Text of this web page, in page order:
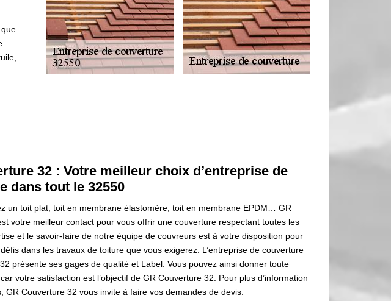
32 : Votre meilleur choix d’entreprise de
dans tout le 32550
un toit plat, toit en membrane élastomère, toit en membrane EPDM… GR
votre meilleur contact pour vous offrir une couverture respectant toutes les
et le savoir-faire de notre équipe de couvreurs est à votre disposition pour
dans les travaux de toiture que vous exigerez. L’entreprise de couverture
présente ses gages de qualité et Label. Vous pouvez ainsi donner toute
votre satisfaction est l’objectif de GR Couverture 32. Pour plus d’information
GR Couverture 32 vous invite à faire vos demandes de devis.